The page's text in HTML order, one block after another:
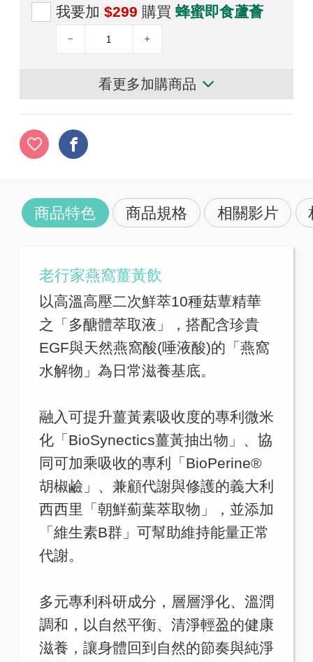
我要加 $299 購買 蜂蜜即食蘆薈
看更多加購商品
商品特色 商品規格 相關影片
老行家燕窩薑黃飲
以高溫高壓二次鮮萃10種菇蕈精華
之「多醣體萃取液」，搭配含珍貴
EGF與天然燕窩酸(唾液酸)的「燕窩
水解物」為日常滋養基底。
融入可提升薑黃素吸收度的專利微米
化「BioSynectics薑黃抽出物」、協
同可加乘吸收的專利「BioPerine®
胡椒鹼」、兼顧代謝與修護的義大利
西西里「朝鮮薊葉萃取物」，並添加
「維生素B群」可幫助維持能量正常
代謝。
多元專利科研成分，層層淨化、溫潤
調和，以自然平衡、清淨輕盈的健康
滋養，讓身體回到自然的節奏與純淨